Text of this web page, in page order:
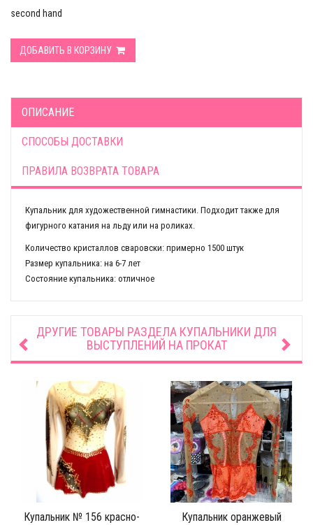
second hand
ДОБАВИТЬ В КОРЗИНУ
ОПИСАНИЕ
СПОСОБЫ ДОСТАВКИ
ПРАВИЛА ВОЗВРАТА ТОВАРА
Купальник для художественной гимнастики. Подходит также для
фигурного катания на льду или на роликах.
Количество кристаллов сваровски: примерно 1500 штук
Размер купальника: на 6-7 лет
Состояние купальника: отличное
ДРУГИЕ ТОВАРЫ РАЗДЕЛА КУПАЛЬНИКИ ДЛЯ
ВЫСТУПЛЕНИЙ НА ПРОКАТ
Купальник № 156 красно-
Купальник оранжевый